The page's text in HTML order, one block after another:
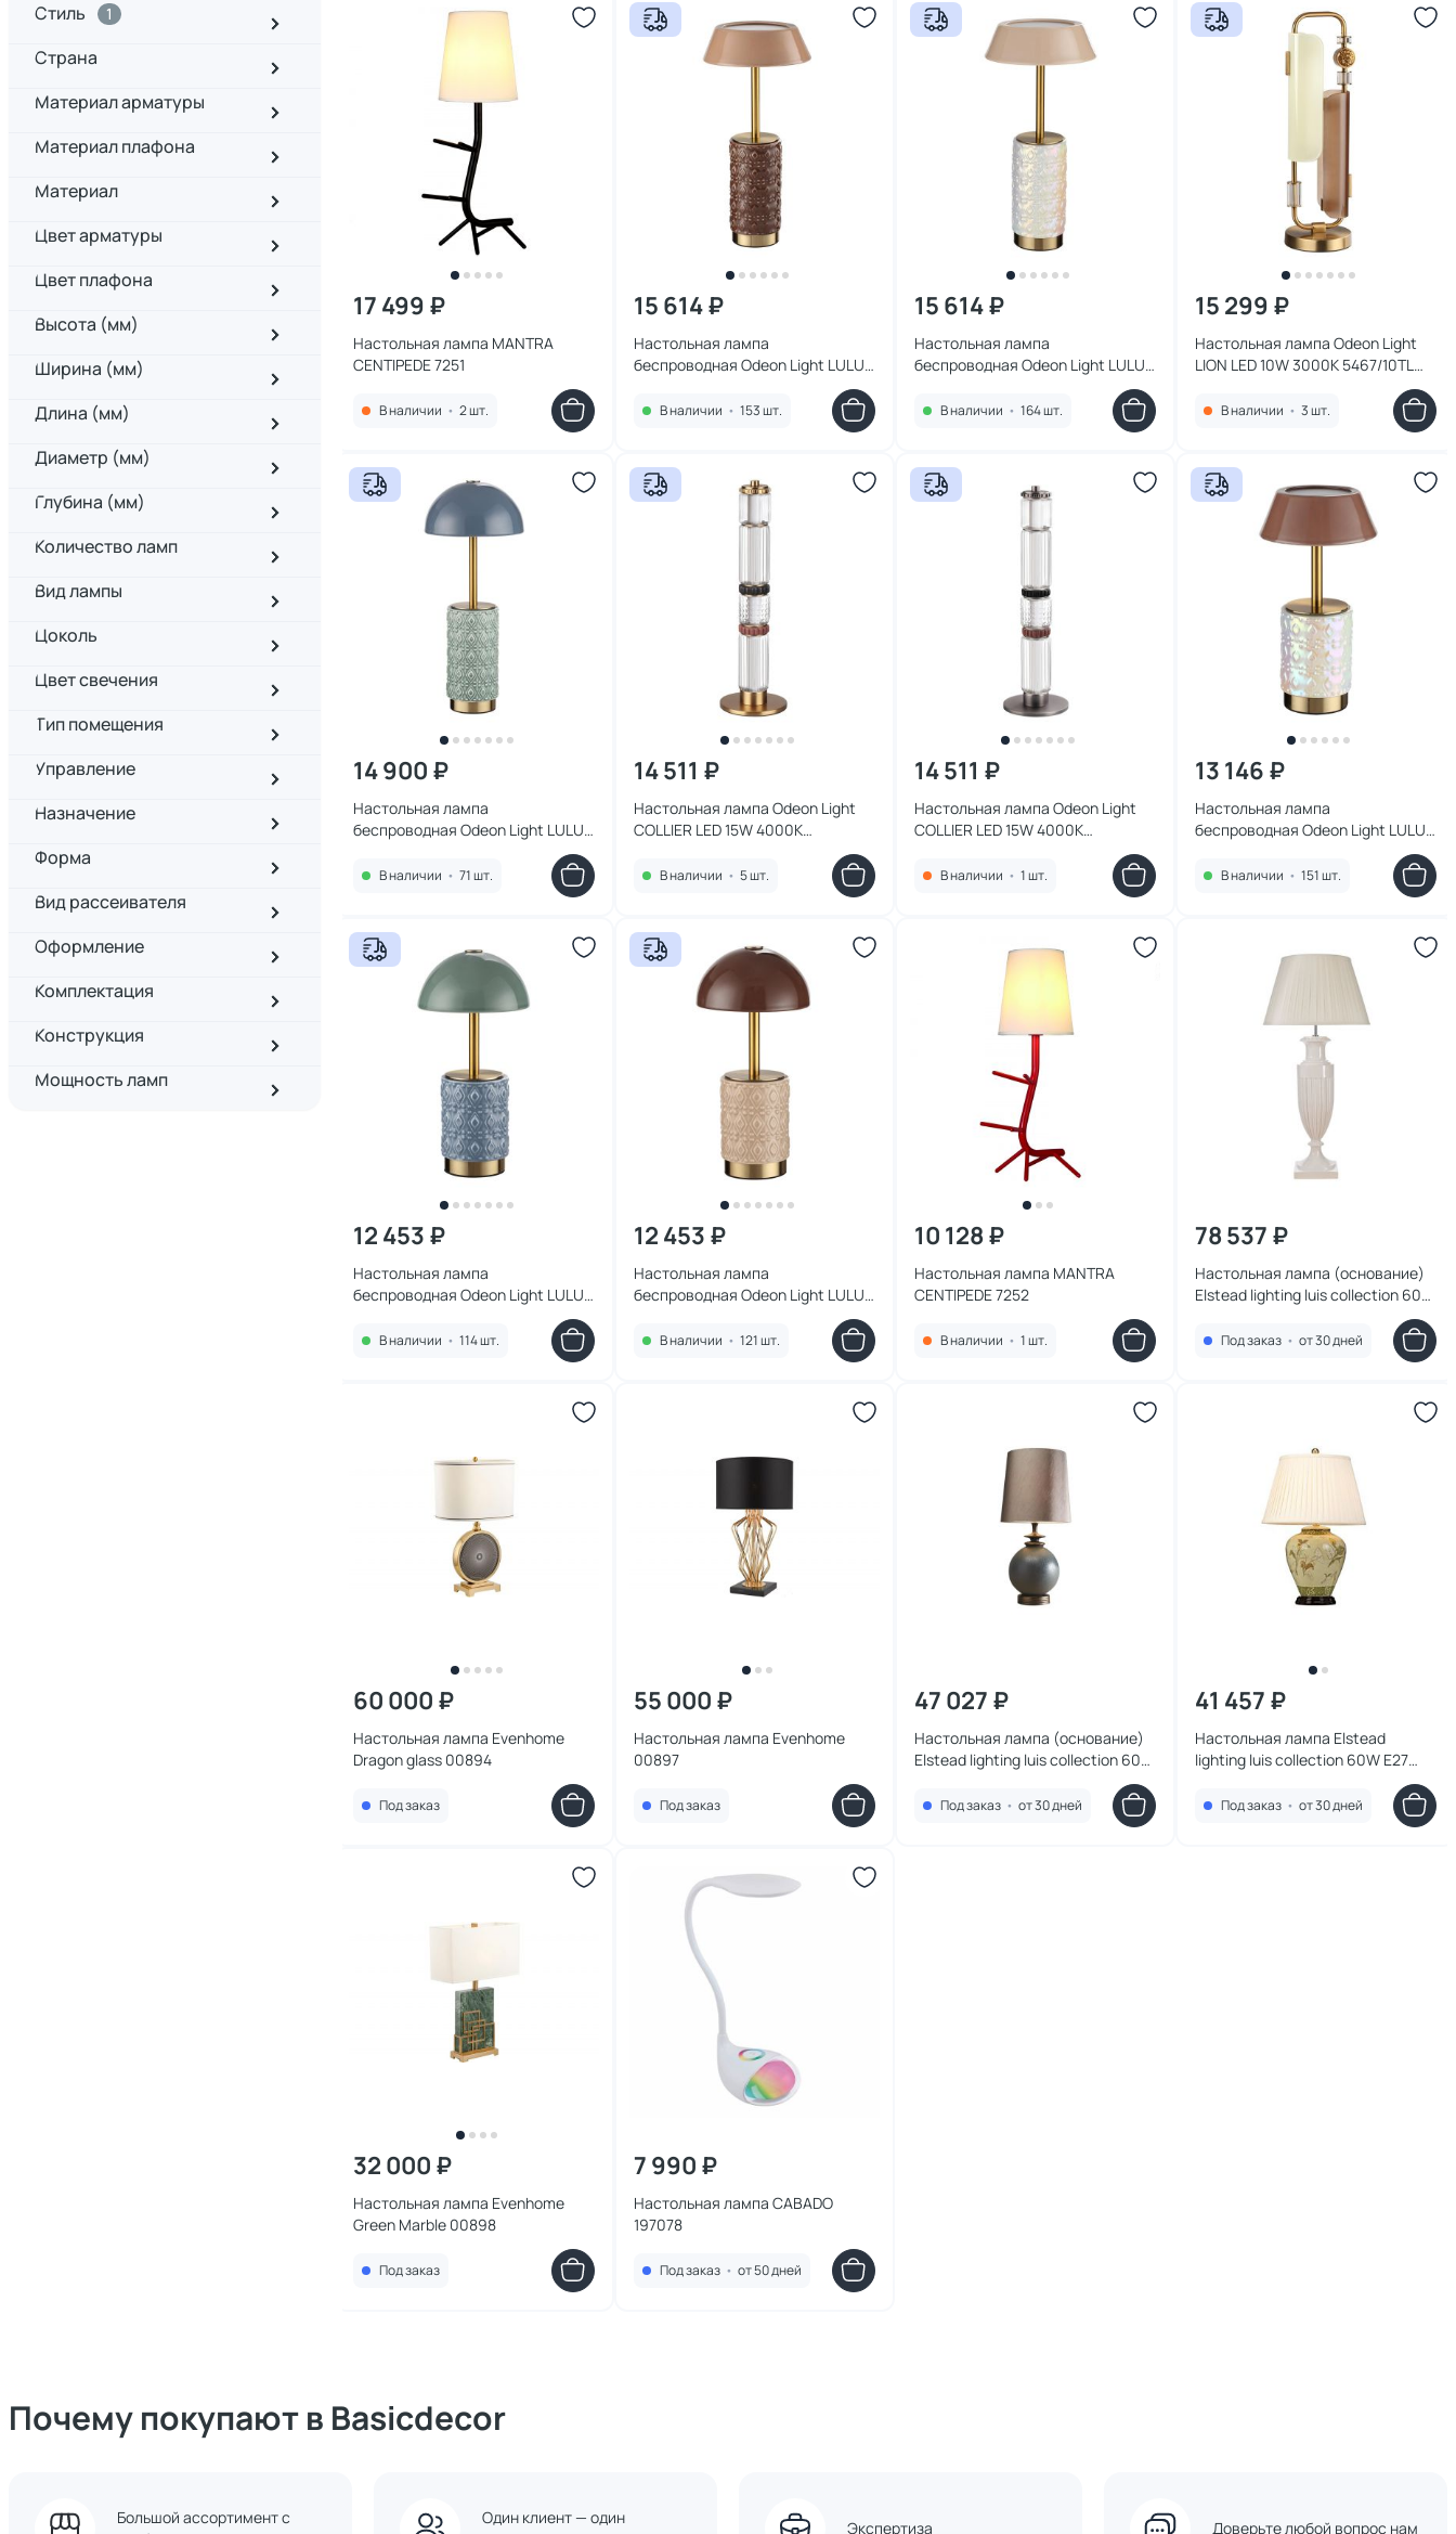
Стиль
1
Страна
Материал арматуры
Материал плафона
Материал
Цвет арматуры
Цвет плафона
Высота (мм)
Ширина (мм)
Длина (мм)
Диаметр (мм)
Глубина (мм)
Количество ламп
Вид лампы
Цоколь
Цвет свечения
Тип помещения
Управление
Назначение
Форма
Вид рассеивателя
Оформление
Комплектация
Конструкция
Мощность ламп
17 499 ₽
Настольная лампа MANTRA
CENTIPEDE 7251
В наличии • 2 шт.
15 614 ₽
Настольная лампа
беспроводная Odeon Light LULU
VISIONВ наличии • 153 шт.
15 614 ₽
Настольная лампа
беспроводная Odeon Light LULU
VISIONВ наличии • 164 шт.
15 299 ₽
Настольная лампа Odeon Light
LION LED 10W 3000K 5467/10TL
В наличии • 3 шт.
14 900 ₽
Настольная лампа
беспроводная Odeon Light LULU
VISIONВ наличии • 71 шт.
14 511 ₽
Настольная лампа Odeon Light
COLLIER LED 15W 4000K
В наличии • 5 шт.
14 511 ₽
Настольная лампа Odeon Light
COLLIER LED 15W 4000K
В наличии • 1 шт.
13 146 ₽
Настольная лампа
беспроводная Odeon Light LULU
LED*6W 3000K 5454/6TL L-VISION
В наличии • 151 шт.
12 453 ₽
Настольная лампа
беспроводная Odeon Light LULU
LED*3W 3000K 5452/3TL L-VISION
В наличии • 114 шт.
12 453 ₽
Настольная лампа
беспроводная Odeon Light LULU
LED*3W 3000K 5453/3TL L-VISION
В наличии • 121 шт.
10 128 ₽
Настольная лампа MANTRA
CENTIPEDE 7252
В наличии • 1 шт.
78 537 ₽
Настольная лампа (основание)
Elstead lighting luis collection 60W
Под заказ • от 30 дней
60 000 ₽
Настольная лампа Evenhome
Dragon glass 00894
Под заказ
55 000 ₽
Настольная лампа Evenhome
00897
Под заказ
47 027 ₽
Настольная лампа (основание)
Elstead lighting luis collection 60W
Под заказ • от 30 дней
41 457 ₽
Настольная лампа Elstead
lighting luis collection 60W E27
Под заказ • от 30 дней
32 000 ₽
Настольная лампа Evenhome
Green Marble 00898
Под заказ
7 990 ₽
Настольная лампа CABADO
197078
Под заказ • от 50 дней
Почему покупают в Basicdecor
Большой ассортимент с
Один клиент — один
Экспертиза Доверьте любой вопрос нам